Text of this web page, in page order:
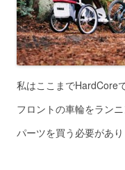
私はここまでHardCore
フロントの車輪をラン
パーツを買う必要があり